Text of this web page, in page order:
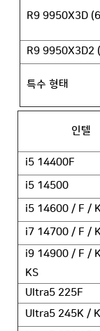
R9 9950X3D
R9 9950X3D2
특수 형태
인텔
i5 14400F
i5 14500
i5 14600 / F /
i7 14700 / F /
i9 14900 / F /
KS
Ultra5 225F
Ultra5 245K /